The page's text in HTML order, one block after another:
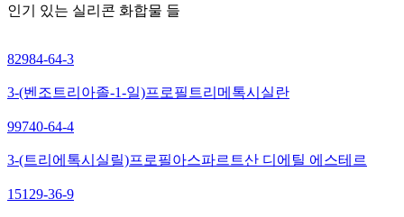
인기 있는 실리콘 화합물 들
82984-64-3
3-(벤조트리아졸-1-일)프로필트리메톡시실란
99740-64-4
3-(트리에톡시실릴)프로필아스파르트산 디에틸 에스테르
15129-36-9